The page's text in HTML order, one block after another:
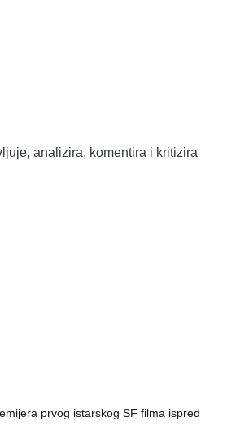
analizira, komentira i kritizira
prvog istarskog SF filma ispred